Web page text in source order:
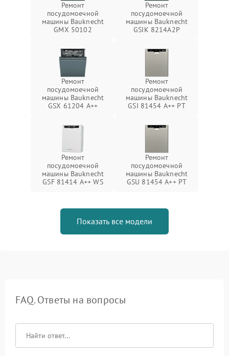
Ремонт
посудомоечной
машины Bauknecht
GMX 50102
Ремонт
посудомоечной
машины Bauknecht
GSIK 8214A2P
Ремонт
посудомоечной
машины Bauknecht
GSX 61204 A++
Ремонт
посудомоечной
машины Bauknecht
GSI 81454 A++ PT
Ремонт
посудомоечной
машины Bauknecht
GSF 81414 A++ WS
Ремонт
посудомоечной
машины Bauknecht
GSU 81454 A++ PT
Показать все модели
FAQ. Ответы на вопросы